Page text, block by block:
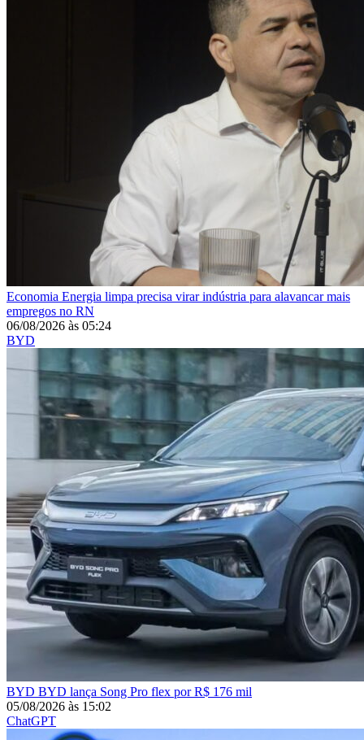
Economia Energia limpa precisa virar indústria para alavancar mais
empregos no RN
06/08/2026 às 05:24
BYD
BYD BYD lança Song Pro flex por R$ 176 mil
05/08/2026 às 15:02
ChatGPT